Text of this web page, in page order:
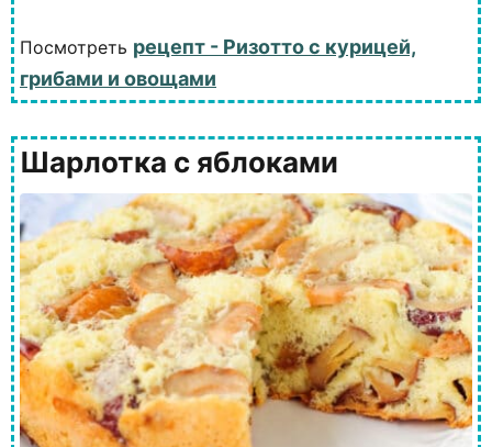
Посмотреть рецепт - Ризотто с курицей,
грибами и овощами
Шарлотка с яблоками